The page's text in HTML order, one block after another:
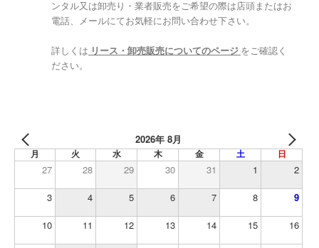
ンタル又は卸売り・業者販売をご希望の際は店頭またはお
電話、メールにてお気軽にお問い合わせ下さい。
詳しくは リース・卸売販売についてのページ をご確認く
ださい。
2026年 8月
月 火 水 木 金 土 日
27 28 29 30 31 1 2
3 4 5 6 7 8 9
10 11 12 13 14 15 16